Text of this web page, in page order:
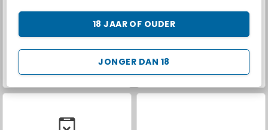
JONGER DAN 18
18 JAAR OF OUDER
IJskoningin: geruïneerde bruiloft Bruidskapster voor prinsessen